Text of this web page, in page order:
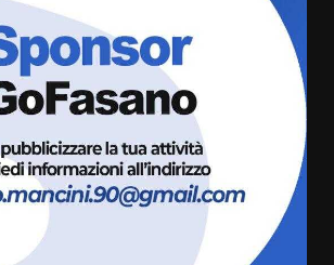
Residenti di Savelletri scrivono
al Prefetto: “Noi cittadini di
serie B”
5 Agosto 2026 06:15
A Savelletri torna la Sagra del
Pesce Spada: appuntamento a
sabato 8 agosto
5 Agosto 2026 06:10